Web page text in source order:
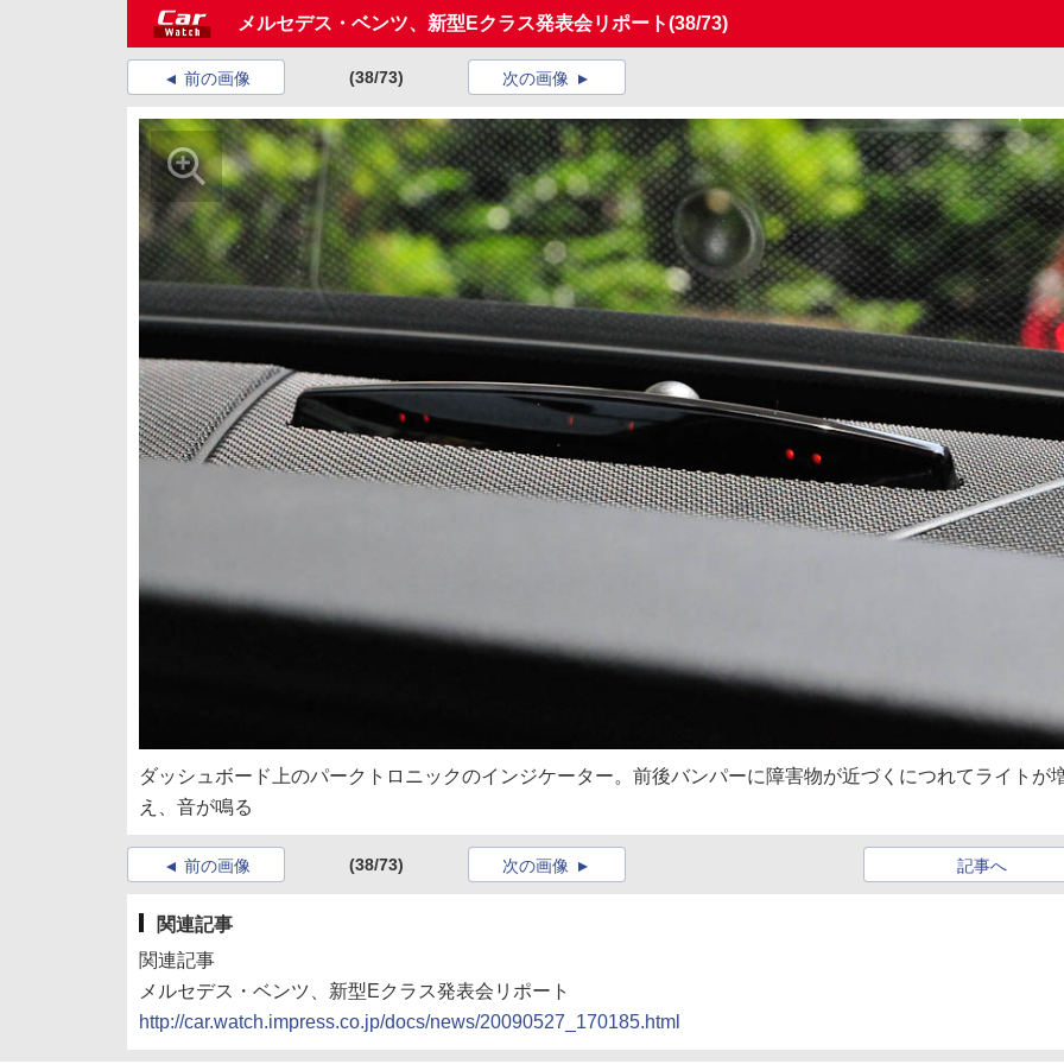
メルセデス・ベンツ、新型Eクラス発表会リポート(38/73)
前の画像 (38/73) 次の画像
ダッシュボード上のパークトロニックのインジケーター。前後バンパーに障害物が近づくにつれてライトが
え、音が鳴る
前の画像 (38/73) 記事へ
次の画像
関連記事
関連記事
メルセデス・ベンツ、新型Eクラス発表会リポート
http://car.watch.impress.co.jp/docs/news/20090527_170185.html